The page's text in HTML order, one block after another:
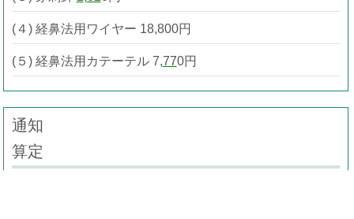
(４) 経鼻法用ワイヤー 18,800円
(５) 経鼻法用カテーテル 7,770円
通知
算定